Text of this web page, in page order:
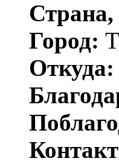
Город:
Откуда: